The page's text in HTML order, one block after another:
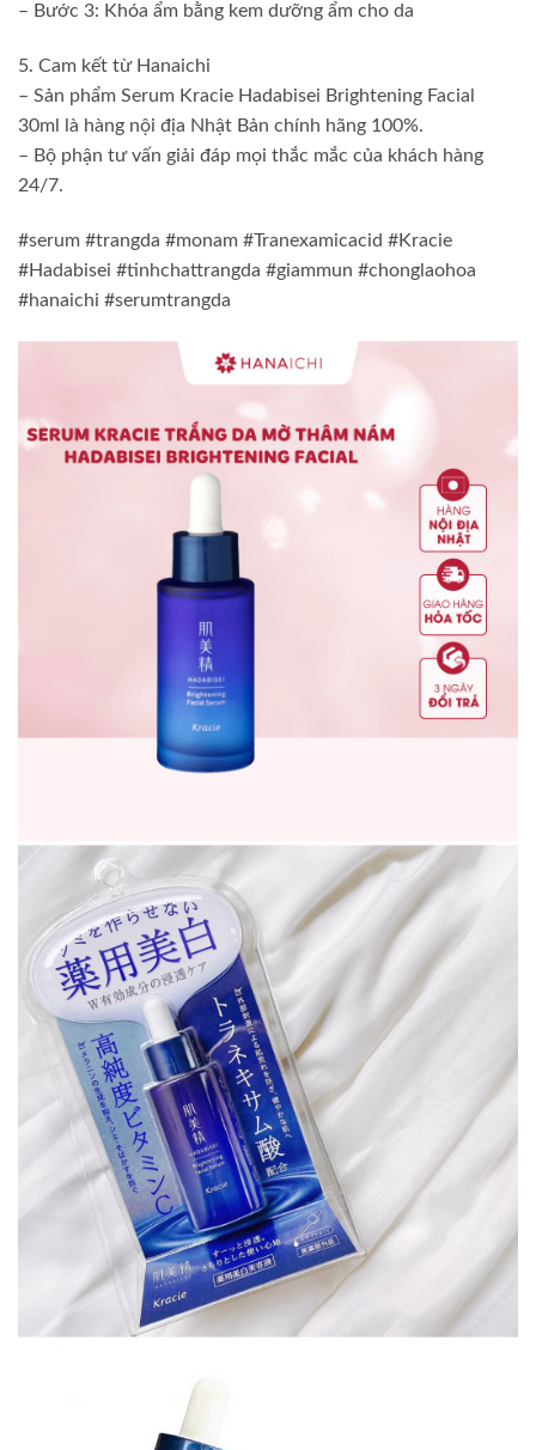
– Bước 3: Khóa ẩm bằng kem dưỡng ẩm cho da
5. Cam kết từ Hanaichi
– Sản phẩm Serum Kracie Hadabisei Brightening Facial
30ml là hàng nội địa Nhật Bản chính hãng 100%.
– Bộ phận tư vấn giải đáp mọi thắc mắc của khách hàng
24/7.
#serum #trangda #monam #Tranexamicacid #Kracie
#Hadabisei #tinhchattrangda #giammun #chonglaohoa
#hanaichi #serumtrangda